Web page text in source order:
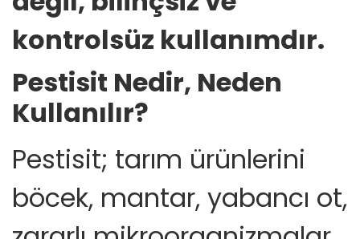
kontrolsüz kullanımdır.
Pestisit Nedir, Neden
Kullanılır?
Pestisit; tarım ürünlerini
böcek, mantar, yabancı ot,